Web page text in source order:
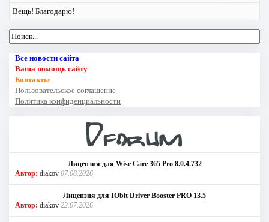
Вещь! Благодарю!
Все новости сайта
Ваша помощь сайту
Контакты
Пользовательское соглашение
Политика конфиденциальности
Лицензия для Wise Care 365 Pro 8.0.4.732
Автор: diakov 07.08.2026
Лицензия для IObit Driver Booster PRO 13.5
Автор: diakov 22.07.2026